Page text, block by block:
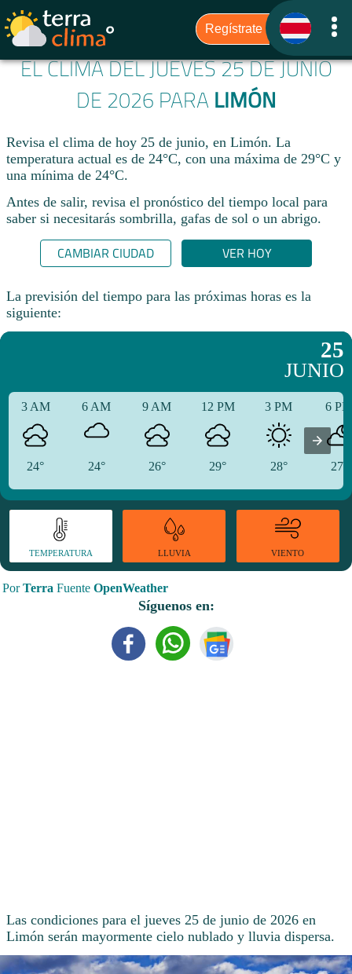
EL CLIMA DEL JUEVES 25 DE JUNIO
DE 2026 PARA LIMÓN
Revisa el clima de hoy 25 de junio, en Limón. La
temperatura actual es de 24°C, con una máxima de 29°C y
una mínima de 24°C.​
Antes de salir, revisa el pronóstico del tiempo local para
saber si necesitarás sombrilla, gafas de sol o un abrigo.
CAMBIAR CIUDAD VER HOY
La previsión del tiempo para las próximas horas es la
siguiente:
25
JUNIO
3 AM
24°
6 AM
24°
9 AM
26°
12 PM
29°
3 PM
28°
6
27°
TEMPERATURA LLUVIA VIENTO
PorTerra Fuente OpenWeather
Síguenos en:
Las condiciones para el jueves 25 de junio de 2026 en
Limón serán mayormente cielo nublado y lluvia dispersa.